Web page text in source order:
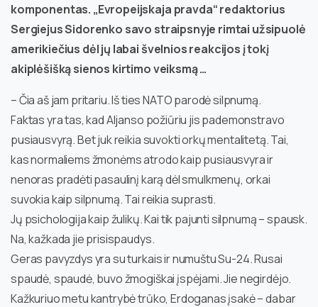
komponentas. „Evropeijskaja pravda“ redaktorius
Sergiejus Sidorenko savo straipsnyje rimtai užsipuolė
amerikiečius dėl jų labai švelnios reakcijos į tokį
akiplėšišką sienos kirtimo veiksmą …
– Čia aš jam pritariu. Iš ties NATO parodė silpnumą.
Faktas yra tas, kad Aljanso požiūriu jis pademonstravo
pusiausvyrą. Bet juk reikia suvokti orkų mentalitetą. Tai,
kas normaliems žmonėms atrodo kaip pusiausvyra ir
nenoras pradėti pasaulinį karą dėl smulkmenų, orkai
suvokia kaip silpnumą. Tai reikia suprasti.
Jų psichologija kaip žulikų. Kai tik pajunti silpnumą – spausk.
Na, kažkada jie prisispaudys.
Geras pavyzdys yra su turkais ir numuštu Su-24. Rusai
spaudė, spaudė, buvo žmogiškai įspėjami. Jie negirdėjo.
Kažkuriuo metu kantrybė trūko, Erdoganas įsakė – dabar